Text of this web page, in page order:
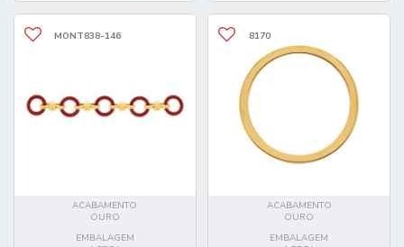
MONT838-146
ACABAMENTO
OURO
EMBALAGEM
8170
ACABAMENTO
OURO
EMBALAGEM